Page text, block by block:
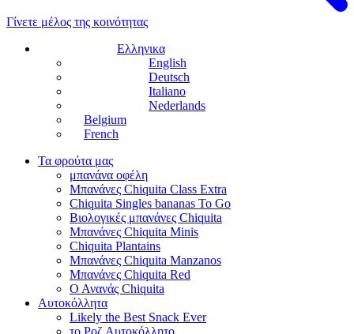
Γίνετε μέλος της κοινότητας
Ελληνικα
English
Deutsch
Italiano
Nederlands
Belgium
French
Τα φρούτα μας
μπανάνα οφέλη
Μπανάνες Chiquita Class Extra
Chiquita Singles bananas To Go
Βιολογικές μπανάνες Chiquita
Μπανάνες Chiquita Minis
Chiquita Plantains
Μπανάνες Chiquita Manzanos
Μπανάνες Chiquita Red
Ο Ανανάς Chiquita
Αυτοκόλλητα
Likely the Best Snack Ever
το Ροζ Αυτοκόλλητο